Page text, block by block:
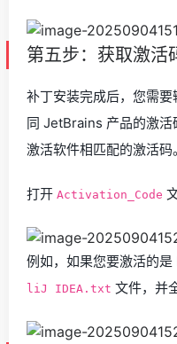
第五步：获取激活
补丁安装完成后，您需
同 JetBrains 产品的激
激活软件相匹配的激活码。
打开 Activation_Code
例如，如果您要激活的
liJ IDEA.txt 文件，并